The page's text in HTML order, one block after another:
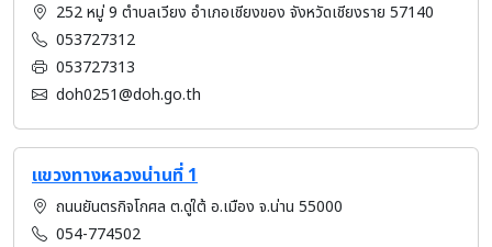
252 หมู่ 9 ตำบลเวียง อำเภอเชียงของ จังหวัดเชียงราย 57140
053727312
053727313
doh0251@doh.go.th
แขวงทางหลวงน่านที่ 1
ถนนยันตรกิจโกศล ต.ดู่ใต้ อ.เมือง จ.น่าน 55000
054-774502